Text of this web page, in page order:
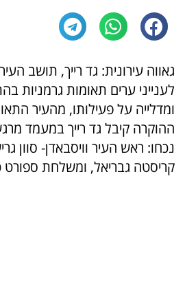
גאווה עירונית: גד רייך, תושב
לענייני ערים תאומות גרמניות
ומדלייה על פעילותו, מהעיר
ההוקרה קיבל גד רייך במעמד
נכחו: ראש העיר וויסבאדן- סוון
קריסטה גבריאל, ומשלחת ספורט